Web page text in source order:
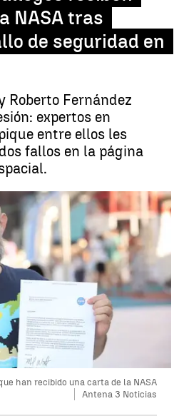
NASA tras
de seguridad en
Roberto Fernández
expertos en
entre ellos les
fallos en la página
han recibido una carta de la NASA
Antena 3 Noticias